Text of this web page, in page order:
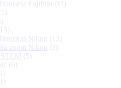
Fujifilm (11)
Nikon
(12)
zoom Nikon
(3)
(5)
(6)